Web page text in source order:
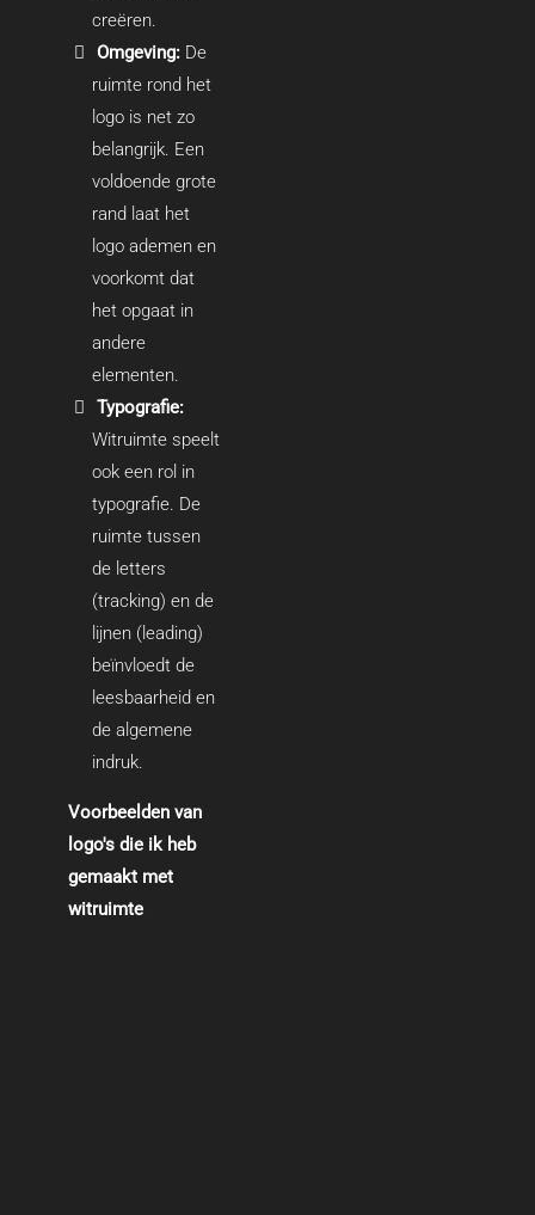
creëren.
Omgeving: De
ruimte rond het
logo is net zo
belangrijk. Een
voldoende grote
rand laat het
logo ademen en
voorkomt dat
het opgaat in
andere
elementen.
Typografie:
Witruimte speelt
ook een rol in
typografie. De
ruimte tussen
de letters
(tracking) en de
lijnen (leading)
beïnvloedt de
leesbaarheid en
de algemene
indruk.
Voorbeelden van
logo's die ik heb
gemaakt met
witruimte